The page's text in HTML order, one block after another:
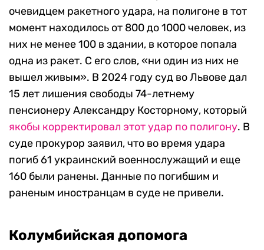
очевидцем ракетного удара, на полигоне в тот
момент находилось от 800 до 1000 человек, из
них не менее 100 в здании, в которое попала
одна из ракет. С его слов, «ни один из них не
вышел живым». В 2024 году суд во Львове дал
15 лет лишения свободы 74-летнему
пенсионеру Александру Косторному, который
якобы корректировал этот удар по полигону. В
суде прокурор заявил, что во время удара
погиб 61 украинский военнослужащий и еще
160 были ранены. Данные по погибшим и
раненым иностранцам в суде не привели.
Колумбийская допомога